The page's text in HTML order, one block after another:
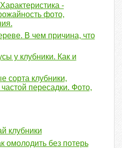
-
фото,
В чем причина, что
у клубники. Как и
сорта клубники,
пересадки. Фото,
клубники
омолодить без потерь